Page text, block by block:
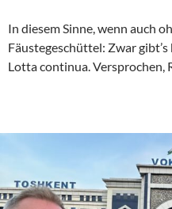
In diesem Sinne, wenn auch
Fäustegeschüttel: Zwar
Lotta continua. Versprochen,